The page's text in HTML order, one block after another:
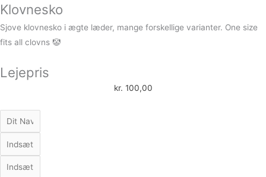
Klovnesko
Sjove klovnesko i ægte læder, mange forskellige varianter. One size
fits all clovns 🤡
Lejepris
kr. 100,00